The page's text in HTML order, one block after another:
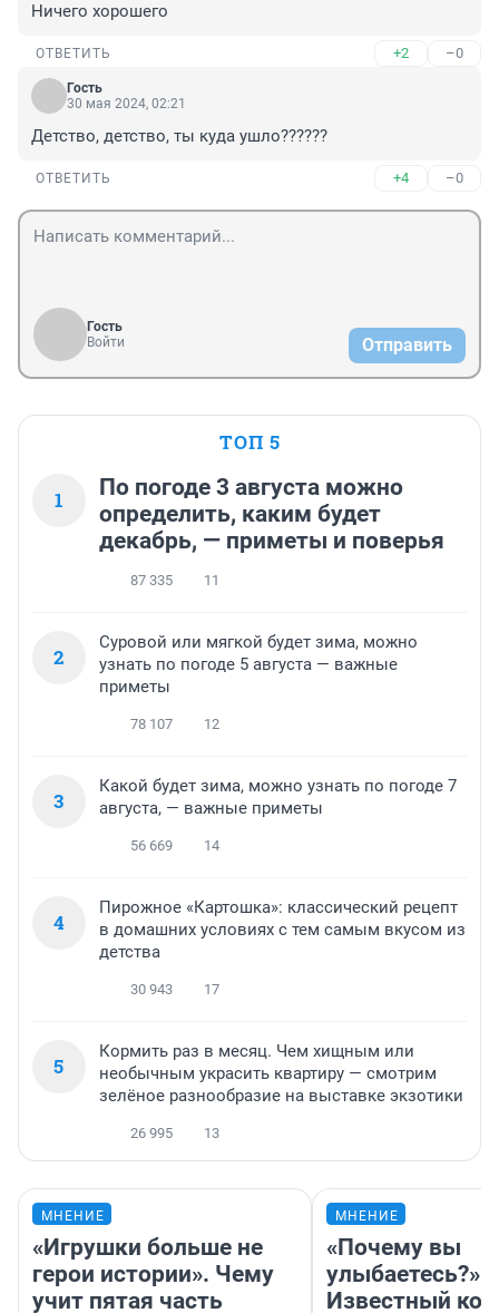
Ничего хорошего
ОТВЕТИТЬ +2 –0
Гость
30 мая 2024, 02:21
Детство, детство, ты куда ушло??????
ОТВЕТИТЬ +4 –0
Гость
Войти
Отправить
ТОП 5
1
По погоде 3 августа можно
определить, каким будет
декабрь, — приметы и поверья
87 335 11
2
Суровой или мягкой будет зима, можно
узнать по погоде 5 августа — важные
приметы
78 107 12
3
Какой будет зима, можно узнать по погоде 7
августа, — важные приметы
56 669 14
4
Пирожное «Картошка»: классический рецепт
в домашних условиях с тем самым вкусом из
детства
30 943 17
5
Кормить раз в месяц. Чем хищным или
необычным украсить квартиру — смотрим
зелёное разнообразие на выставке экзотики
26 995 13
МНЕНИЕ
«Игрушки больше не
герои истории». Чему
учит пятая часть
МНЕНИЕ
«Почему вы
улыбаетесь?»
Известный